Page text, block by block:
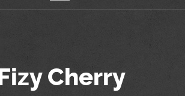
Cherry